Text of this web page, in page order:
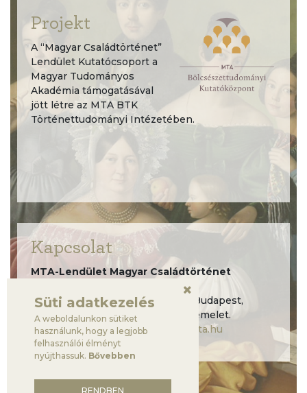
Süti adatkezelés
A weboldalunkon sütiket
használunk, hogy a legjobb
felhasználói élményt
nyújthassuk. Bővebben
RENDBEN
Projekt
A “Magyar Családtörténet”
Lendület Kutatócsoport a
Magyar Tudományos
Akadémia támogatásával
jött létre az MTA BTK
Történettudományi Intézetében.
Kapcsolat
MTA-Lendület Magyar Családtörténet
Humán Tudományok Háza, 1097 Budapest,
Tóth Kálmán utca 4., B. épület, 4. emelet.
lendulet.csaladtortenetek@btk.mta.hu